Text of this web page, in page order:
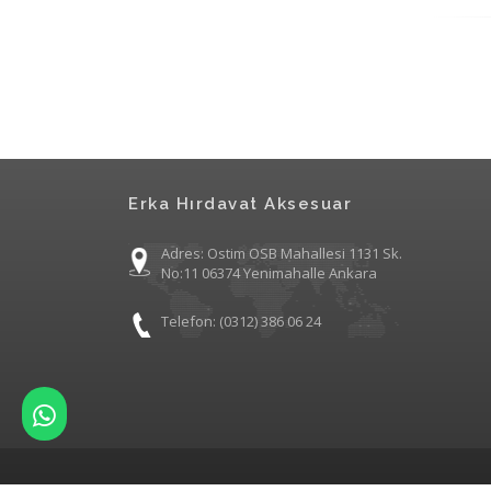
Erka Hırdavat Aksesuar
Adres: Ostim OSB Mahallesi 1131 Sk.
No:11 06374 Yenimahalle Ankara
Telefon: (0312) 386 06 24